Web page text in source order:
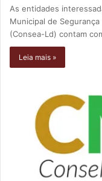
As entidades
Municipal de
(Consea-Ld) contam
Leia mais »